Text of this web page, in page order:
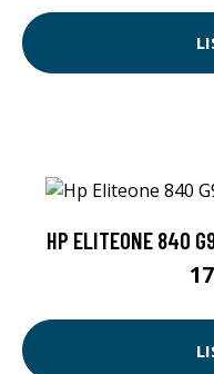
HP ELITEONE 840